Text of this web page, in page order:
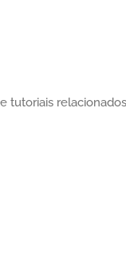
tutoriais